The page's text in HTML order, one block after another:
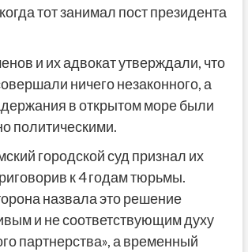
тот занимал пост президента
и их адвокат утверждали, что
ничего незаконного, а
в открытом море были
политическими.
городской суд признал их
к 4 годам тюрьмы.
назвала это решение
и не соответствующим духу
партнерства», а временный